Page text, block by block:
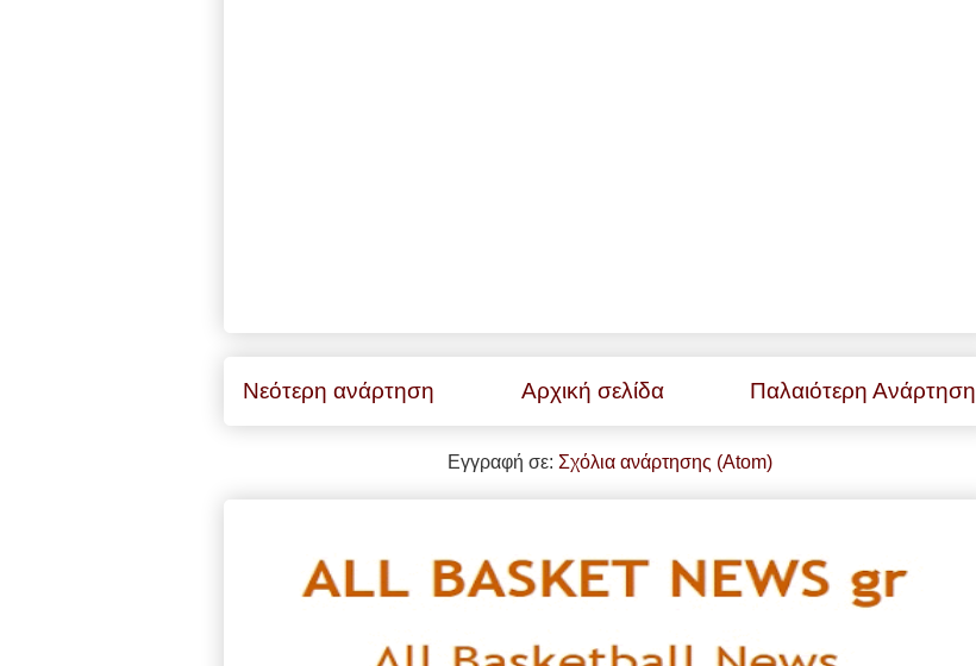
Νεότερη ανάρτηση Παλαιότερη Ανάρτηση
Αρχική σελίδα
Εγγραφή σε: Σχόλια ανάρτησης (Atom)